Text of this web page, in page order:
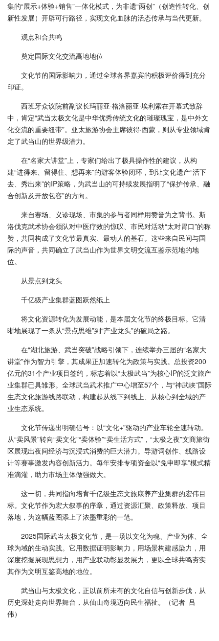
集的“展示+体验+销售”一体化模式，为非遗“两创”（创造性转化、创
新性发展）开辟可行路径，实现文化血脉的活态传承与当代更新。
观点和合共鸣
奠定国际文化交流高地地位
文化节的国际影响力，通过全球各界嘉宾的积极评价得到充分
印证。
西班牙众议院前副议长玛丽亚·格洛丽亚·埃利索在开幕式致辞
中，肯定“武当太极文化是中华优秀传统文化的璀璨瑰宝，是中外文
化交流的重要纽带”。亚太旅游协会主席彼得·西蒙，则从专业领域肯
定了武当山的世界级潜力。
在“名家大讲堂”上，专家们给出了极具操作性的建议，从构
建“进得来、留得住、想再来”的游客体验闭环，到让文化遗产“活下
去、秀出来”的IP策略，为武当山的可持续发展指明了“保护传承、融
合创新及开放包容”的方向。
来自赛场、义诊现场、市集的参与者同样用赞誉为之背书。斯
洛伐克武术协会领队对中医疗效的惊叹、市民对活动“太对胃口”的称
赞，共同构成了文化节最真实、最动人的基石。这些来自民间与国
际的声音，共同确立了武当山作为世界文明交流互鉴示范地的地
位。
从景点到龙头
千亿级产业集群蓝图跃然纸上
将文化资源转化为发展动能，是本届文化节的终极目标。它清
晰地展现了一条从“景点思维”到“产业龙头”的破局之路。
在“湖北旅游、武当突破”战略引领下，连续举办三届的“名家大
讲堂”作为智力引擎，其成果正加速转化为政策与实践。总投资200
亿元的31个产业项目签约，标志着以“太极武当”为核心IP的泛文旅产
业集群已具雏形。全球武当武术推广中心增至57个，与“神武峡”国际
生态文化旅游线路联动，构建起从线下到线上、从核心到全域的产
业生态系统。
文化节传递出明确信号：以“文化+”驱动的产业车轮全速转动。
从“卖风景”转向“卖文化”“卖体验”“卖生活方式”，“太极之夜”文商旅街
区展现出夜间经济与沉浸式消费的巨大潜力。导游词创作、线路设
计等赛事激发内容创新活力。每年安排专项资金以“免申即享”模式精
准滴灌，助力市场主体做强做大。
这一切，共同指向培育千亿级生态文旅康养产业集群的宏伟目
标。文化节作为宏大叙事的序章，通过资源汇聚、政策释放、项目
落地，为这幅蓝图添上了浓墨重彩的一笔。
2025国际武当太极文化节，是一场以文化为魂、产业为体、全
球为域的生动实践。它用数据证明影响力，用场景构建感染力，用
深度挖掘展现思想力，用产业联动彰显发展力，更以全球共鸣夯实
其作为文明互鉴高地的地位。
武当山与太极文化，正以前所未有的文化自信与创新步伐，从
历史深处走向世界舞台，从仙山奇境迈向民生福祉。（记者 吕
伟）